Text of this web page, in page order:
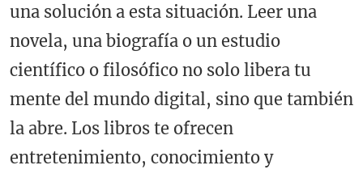
una solución a esta situación. Leer una
novela, una biografía o un estudio
científico o filosófico no solo libera tu
mente del mundo digital, sino que también
la abre. Los libros te ofrecen
entretenimiento, conocimiento y